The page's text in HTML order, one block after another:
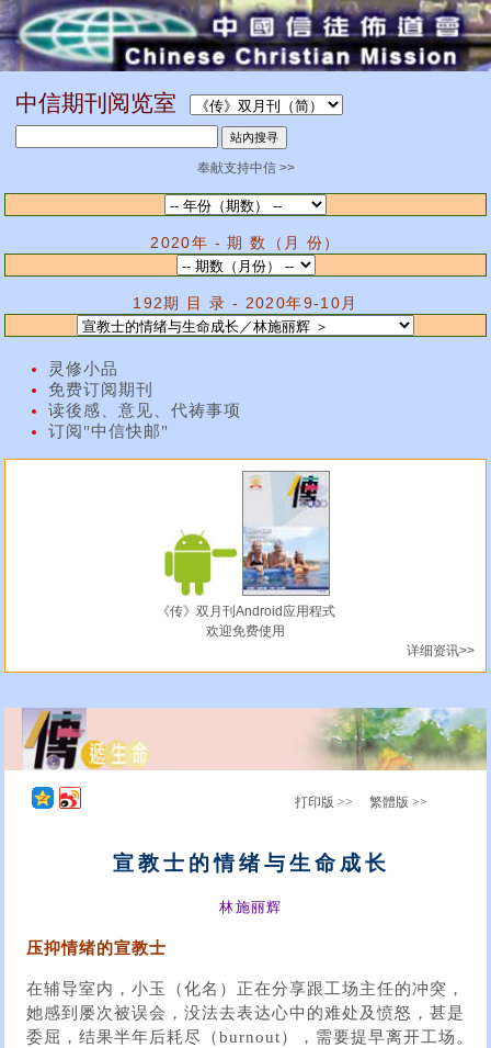
中信期刊阅览室
奉献支持中信 >>
2020年 - 期 数（月 份）
192期 目 录 - 2020年9-10月
灵修小品
免费订阅期刊
读後感、意见、代祷事项
订阅"中信快邮"
《传》双月刊Android应用程式
欢迎免费使用
详细资讯>>
打印版 >> 繁體版 >>
宣教士的情绪与生命成长
林施丽辉
压抑情绪的宣教士
在辅导室内，小玉（化名）正在分享跟工场主任的冲突，
她感到屡次被误会，没法去表达心中的难处及愤怒，甚是
委屈，结果半年后耗尽（burnout），需要提早离开工场。